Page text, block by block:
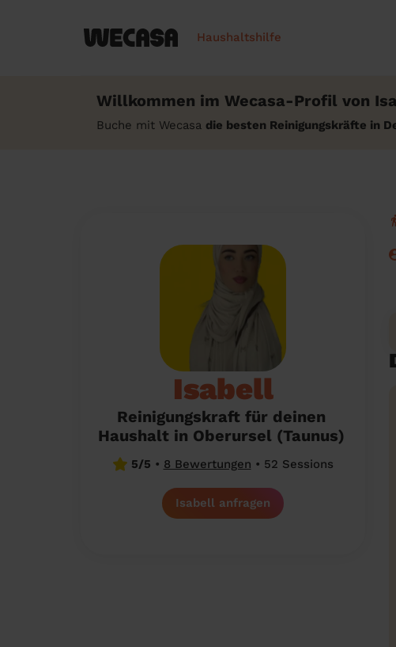
Haushaltshilfe
Willkommen im Wecasa-Profil von
Buche mit Wecasa die besten Reinigungskräfte in
Isabell
Reinigungskraft für deinen
Haushalt in Oberursel (Taunus)
5/5 • 8 Bewertungen • 52 Sessions
Isabell anfragen